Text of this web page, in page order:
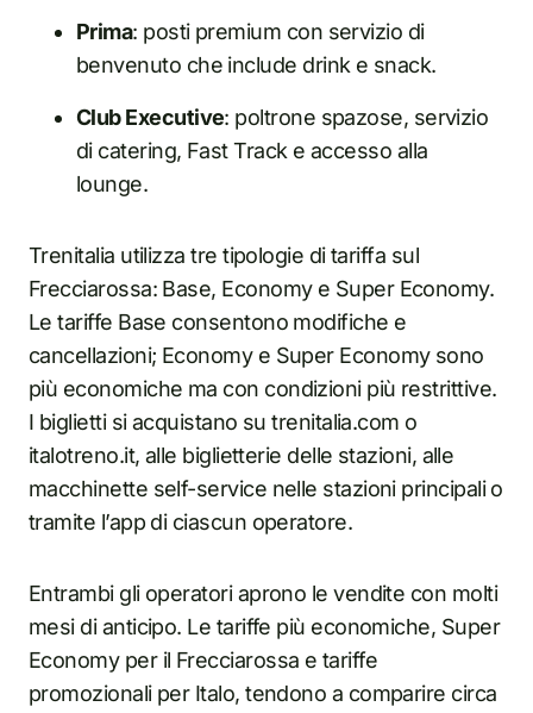
Prima: posti premium con servizio di
benvenuto che include drink e snack.
Club Executive: poltrone spazose, servizio
di catering, Fast Track e accesso alla
lounge.
Trenitalia utilizza tre tipologie di tariffa sul
Frecciarossa: Base, Economy e Super Economy.
Le tariffe Base consentono modifiche e
cancellazioni; Economy e Super Economy sono
più economiche ma con condizioni più restrittive.
I biglietti si acquistano su trenitalia.com o
italotreno.it, alle biglietterie delle stazioni, alle
macchinette self-service nelle stazioni principali o
tramite l’app di ciascun operatore.
Entrambi gli operatori aprono le vendite con molti
mesi di anticipo. Le tariffe più economiche, Super
Economy per il Frecciarossa e tariffe
promozionali per Italo, tendono a comparire circa